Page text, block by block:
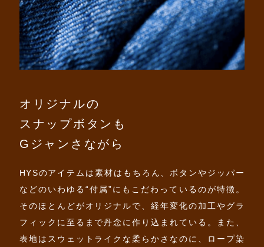
オリジナルの
スナップボタンも
Gジャンさながら
HYSのアイテムは素材はもちろん、ボタンやジッパー
などのいわゆる“付属”にもこだわっているのが特徴。
そのほとんどがオリジナルで、経年変化の加工やグラ
フィックに至るまで丹念に作り込まれている。また、
表地はスウェットライクな柔らかさなのに、ロープ染